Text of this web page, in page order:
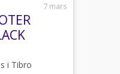
7 mars
i Tibro